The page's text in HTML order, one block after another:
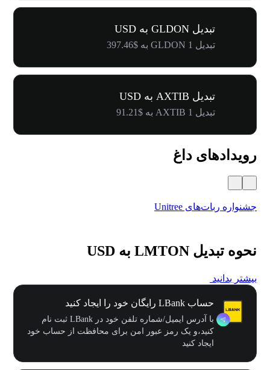
تبدیل GLDON به USD
تبدیل 1 GLDON به $397.46
تبدیل AXTIB به USD
تبدیل 1 AXTIB به $91.21
رویدادهای داغ
جشنواره ربات‌های Unitree
نحوه تبدیل LMTON به USD
بیشتر بدانید
حساب LBank رایگان خود را ایجاد کنید
با آدرس ایمیل/شماره تلفن خود در LBank ثبت نام
کنید،و یک رمز عبور امن برای محافظت از حساب خود
ایجاد کنید